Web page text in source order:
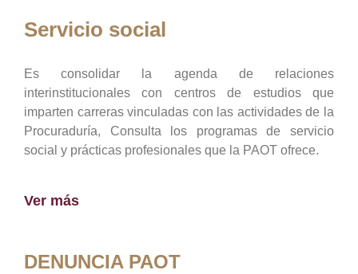
Servicio social
Es consolidar la agenda de relaciones
interinstitucionales con centros de estudios que
imparten carreras vinculadas con las actividades de la
Procuraduría, Consulta los programas de servicio
social y prácticas profesionales que la PAOT ofrece.
Ver más
DENUNCIA PAOT